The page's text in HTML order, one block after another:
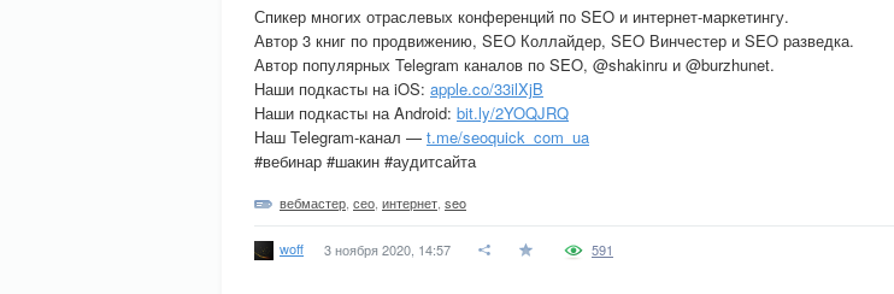
Спикер многих отраслевых конференций по SEO и интернет-маркетингу.
Автор 3 книг по продвижению, SEO Коллайдер, SEO Винчестер и SEO разведка.
Автор популярных Telegram каналов по SEO, @shakinru и @burzhunet.
Наши подкасты на iOS: apple.co/33ilXjB
Наши подкасты на Android: bit.ly/2YOQJRQ
Наш Telegram-канал — t.me/seoquick_com_ua
#вебинар #шакин #аудитсайта
вебмастер сео интернет seo
woff 3 ноября 2020, 14:57 591